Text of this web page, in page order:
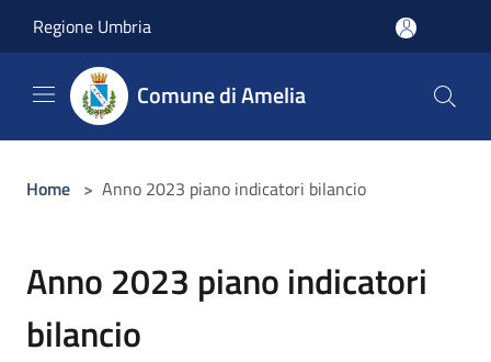
Regione Umbria
Comune di Amelia
Home > Anno 2023 piano indicatori bilancio
Anno 2023 piano indicatori
bilancio